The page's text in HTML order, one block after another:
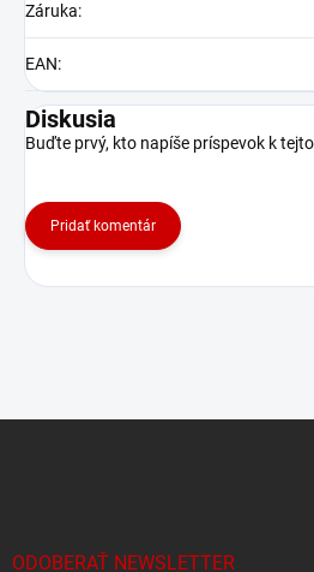
Záruka:
EAN:
Diskusia
Buďte prvý, kto napíše príspevok k
Pridať komentár
ODOBERAŤ NEWSLETTER